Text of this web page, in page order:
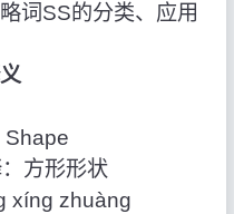
词SS的分类、应用
Shape
方形形状
xíng zhuàng